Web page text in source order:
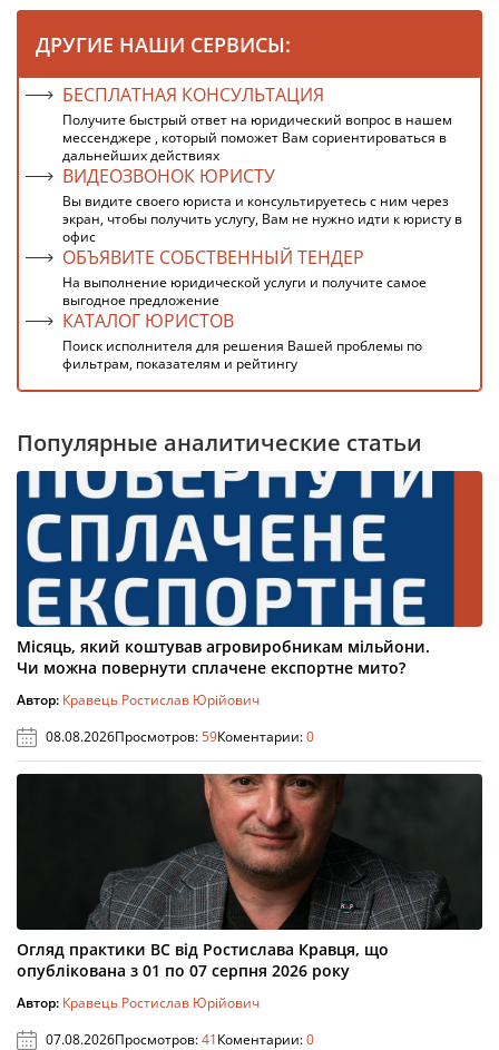
ДРУГИЕ НАШИ СЕРВИСЫ:
БЕСПЛАТНАЯ КОНСУЛЬТАЦИЯ
Получите быстрый ответ на юридический вопрос в нашем
мессенджере , который поможет Вам сориентироваться в
дальнейших действиях
ВИДЕОЗВОНОК ЮРИСТУ
Вы видите своего юриста и консультируетесь с ним через
экран, чтобы получить услугу, Вам не нужно идти к юристу в
офис
ОБЪЯВИТЕ СОБСТВЕННЫЙ ТЕНДЕР
На выполнение юридической услуги и получите самое
выгодное предложение
КАТАЛОГ ЮРИСТОВ
Поиск исполнителя для решения Вашей проблемы по
фильтрам, показателям и рейтингу
Популярные аналитические статьи
Місяць, який коштував агровиробникам мільйони.
Чи можна повернути сплачене експортне мито?
Автор: Кравець Ростислав Юрійович
08.08.2026Просмотров:59Коментарии:0
Огляд практики ВС від Ростислава Кравця, що
опублікована з 01 по 07 серпня 2026 року
Автор: Кравець Ростислав Юрійович
07.08.2026Просмотров:41Коментарии:0